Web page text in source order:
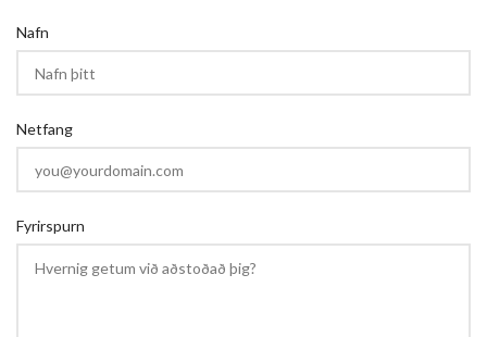
Nafn
Netfang
Fyrirspurn